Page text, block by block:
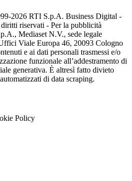
2026 RTI S.p.A. Business Digital -
riservati - Per la pubblicità
Mediaset N.V., sede legale
Viale Europa 46, 20093 Cologno
e ai dati personali trasmessi e/o
funzionale all’addestramento di
generativa. È altresì fatto divieto
di data scraping.
Policy